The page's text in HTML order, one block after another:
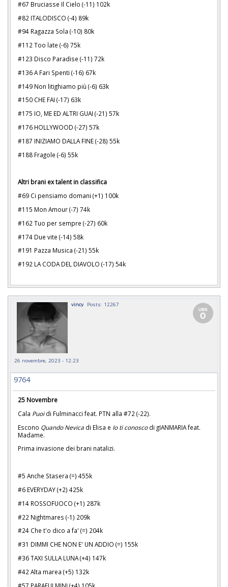
#67 Bruciasse Il Cielo (-11) 102k
#82 ITALODISCO (-4) 89k
#94 Ragazza Sola (-10) 80k
#112 Too late (-6) 75k
#123 Disco Paradise (-11) 72k
#136 A Fari Spenti (-16) 67k
#149 Non litighiamo più (-6) 63k
#150 CHE FAI (-17) 63k
#175 IO, ME ED ALTRI GUAI (-21) 57k
#176 HOLLYWOOD (-27) 57k
#187 INIZIAMO DALLA FINE (-28) 55k
#188 Fragole (-6) 55k
Altri brani ex talent in classifica
#69 Ci pensiamo domani (+1) 100k
#115 Mon Amour (-7) 74k
#162 Tuo per sempre (-27) 60k
#174 Due vite (-14) 58k
#191 Pazza Musica (-21) 55k
#192 LA CODA DEL DIAVOLO (-17) 54k
vincy Posts: 12267
26 novembre, 2023 - 12:23
9764
25 Novembre
Cala Puoidi Fulminacci feat. PTN alla #72 (-22).
Escono Quando Nevica di Elisa e Io ti conoscodi gIANMARIA feat.
Madame.
Prima invasione dei brani natalizi.
#5 Anche Stasera (=) 455k
#6 EVERYDAY (+2) 425k
#14 ROSSOFUOCO (+1) 287k
#22 Nightmares (-1) 209k
#24 Che t'o dico a fa' (=) 204k
#31 DIMMI CHE NON E' UN ADDIO (=) 155k
#36 TAXI SULLA LUNA (+4) 147k
#42 Alta marea (+5) 132k
#57 PARAFULMINI (+4) 105k